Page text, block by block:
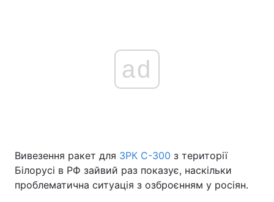
Головна Війна
ad
Вивезення ракет для ЗРК С-300 з території
Білорусі в РФ зайвий раз показує, наскільки
проблематична ситуація з озброєнням у росіян.